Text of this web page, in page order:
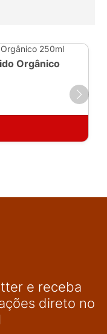
Orgânico
e receba
direto no